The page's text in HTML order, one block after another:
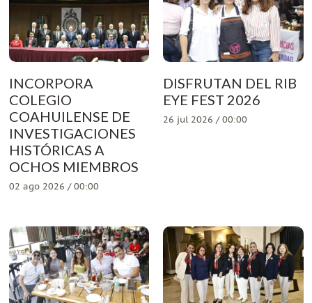
INCORPORA
COLEGIO
COAHUILENSE DE
INVESTIGACIONES
HISTÓRICAS A
OCHOS MIEMBROS
02 ago 2026 / 00:00
DISFRUTAN DEL RIB
EYE FEST 2026
26 jul 2026 / 00:00